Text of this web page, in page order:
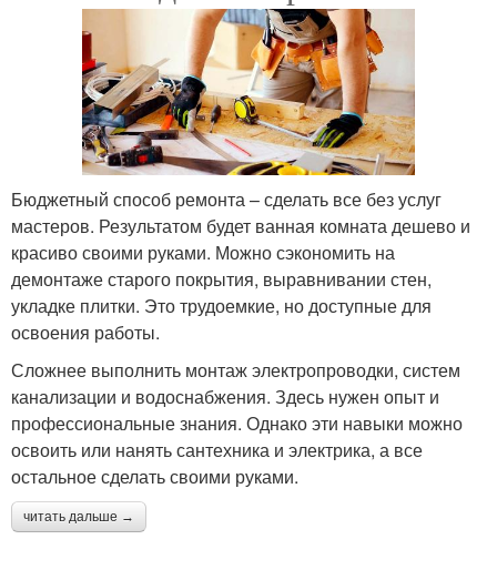
Бюджетный способ ремонта – сделать все без услуг
мастеров. Результатом будет ванная комната дешево и
красиво своими руками. Можно сэкономить на
демонтаже старого покрытия, выравнивании стен,
укладке плитки. Это трудоемкие, но доступные для
освоения работы.
Сложнее выполнить монтаж электропроводки, систем
канализации и водоснабжения. Здесь нужен опыт и
профессиональные знания. Однако эти навыки можно
освоить или нанять сантехника и электрика, а все
остальное сделать своими руками.
читать дальше →